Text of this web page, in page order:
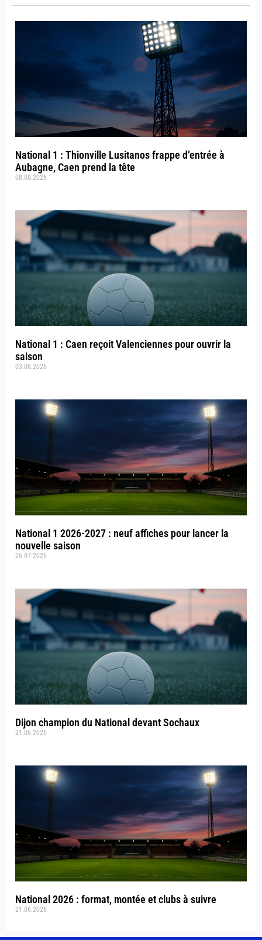
National 1 : Thionville Lusitanos frappe d’entrée à
Aubagne, Caen prend la tête
08.08.2026
National 1 : Caen reçoit Valenciennes pour ouvrir la
saison
03.08.2026
National 1 2026-2027 : neuf affiches pour lancer la
nouvelle saison
26.07.2026
Dijon champion du National devant Sochaux
21.06.2026
National 2026 : format, montée et clubs à suivre
21.06.2026